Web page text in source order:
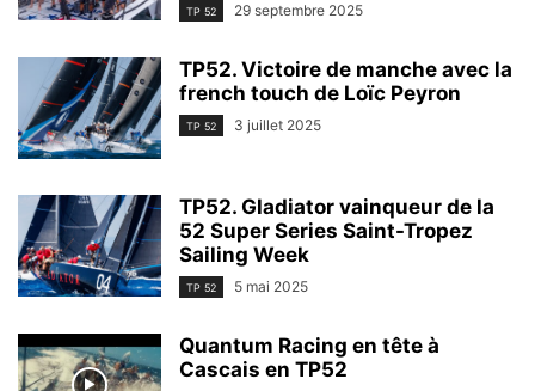
TP 52 29 septembre 2025
TP52. Victoire de manche avec la
french touch de Loïc Peyron
TP 52 3 juillet 2025
TP52. Gladiator vainqueur de la
52 Super Series Saint-Tropez
Sailing Week
TP 52 5 mai 2025
Quantum Racing en tête à
Cascais en TP52